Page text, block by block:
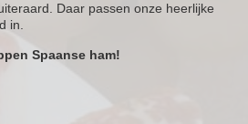
Daar passen onze heerlijke
in.
Spaanse ham!